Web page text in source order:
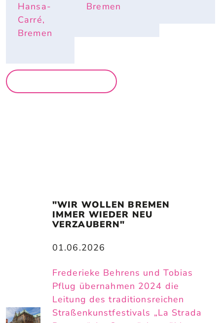
Hansa-
Carré,
Bremen
Bremen
"WIR WOLLEN BREMEN
IMMER WIEDER NEU
VERZAUBERN"
01.06.2026
Frederieke Behrens und Tobias
Pflug übernahmen 2024 die
Leitung des traditionsreichen
Straßenkunstfestivals „La Strada